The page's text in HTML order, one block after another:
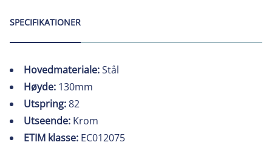
SPECIFIKATIONER
Hovedmateriale:Stål
Høyde: 130mm
Utspring:82
Utseende: Krom
ETIM klasse: EC012075